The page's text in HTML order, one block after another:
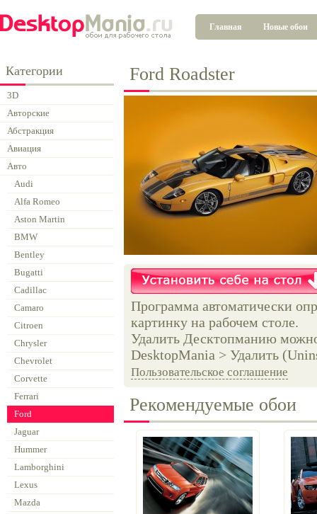
Главная Новые обои
Категории
3D
Авторские
Абстракция
Авиация
Авто
Audi
Alfa Romeo
Aston Martin
BMW
Bentley
Bugatti
Cadillac
Camaro
Citroen
Chrysler
Chevrolet
Corvette
Ferrari
Ford
Jaguar
Hummer
Lamborghini
Lexus
Mazda
Ford Roadster
Программа автоматически
картинку на рабочем столе.
Удалить Десктопманию
DesktopMania > Удалить
Пользовательское соглашение
Рекомендуемые обои